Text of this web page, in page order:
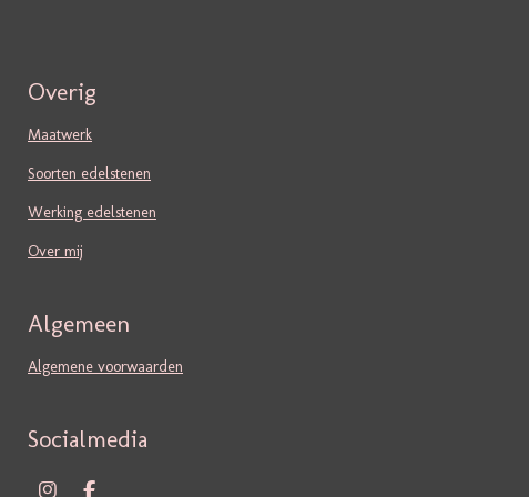
Overig
Maatwerk
Soorten edelstenen
Werking edelstenen
Over mij
Algemeen
Algemene voorwaarden
Socialmedia